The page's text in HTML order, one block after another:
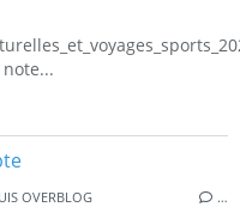
OVERBLOG …